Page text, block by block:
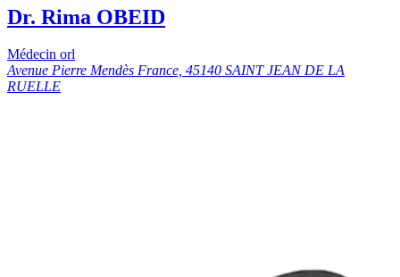
Dr. Rima OBEID
Médecin orl
Avenue Pierre Mendès France, 45140 SAINT JEAN DE LA
RUELLE